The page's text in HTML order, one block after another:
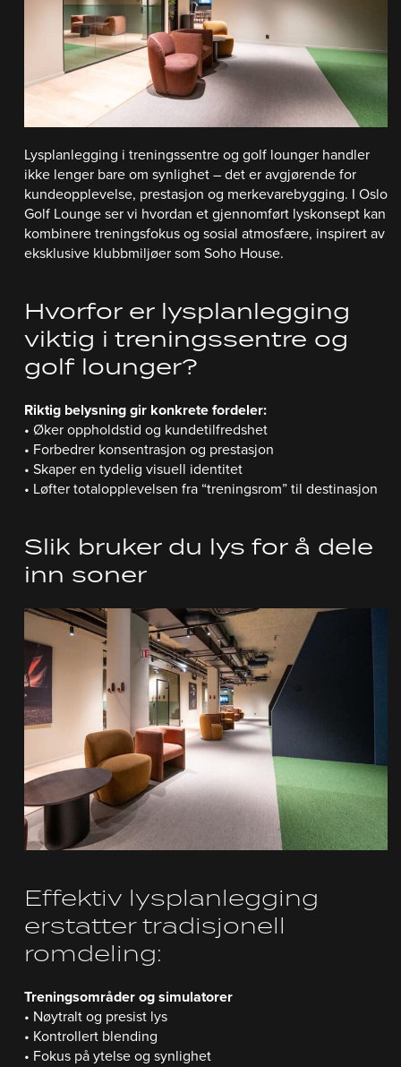
Lysplanlegging i treningssentre og golf lounger handler
ikke lenger bare om synlighet – det er avgjørende for
kundeopplevelse, prestasjon og merkevarebygging. I Oslo
Golf Lounge ser vi hvordan et gjennomført lyskonsept kan
kombinere treningsfokus og sosial atmosfære, inspirert av
eksklusive klubbmiljøer som Soho House.
Hvorfor er lysplanlegging
viktig i treningssentre og
golf lounger?
Riktig belysning gir konkrete fordeler:
• Øker oppholdstid og kundetilfredshet
• Forbedrer konsentrasjon og prestasjon
• Skaper en tydelig visuell identitet
• Løfter totalopplevelsen fra “treningsrom” til destinasjon
Slik bruker du lys for å dele
inn soner
Effektiv lysplanlegging
erstatter tradisjonell
romdeling:
Treningsområder og simulatorer
• Nøytralt og presist lys
• Kontrollert blending
• Fokus på ytelse og synlighet